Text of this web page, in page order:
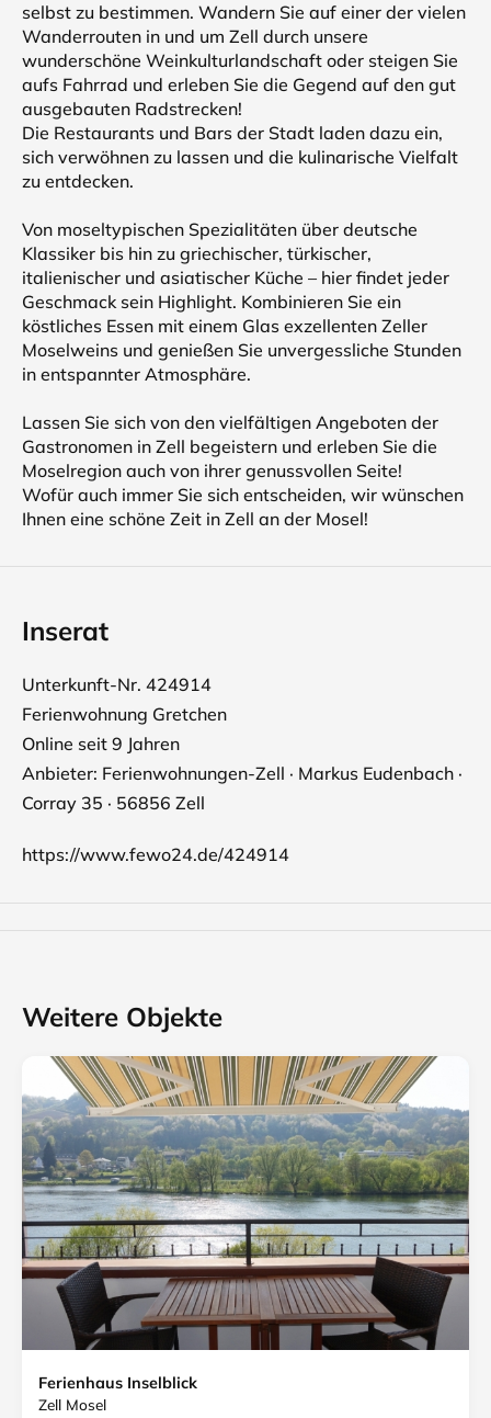
selbst zu bestimmen. Wandern Sie auf einer der vielen
Wanderrouten in und um Zell durch unsere
wunderschöne Weinkulturlandschaft oder steigen Sie
aufs Fahrrad und erleben Sie die Gegend auf den gut
ausgebauten Radstrecken!
Die Restaurants und Bars der Stadt laden dazu ein,
sich verwöhnen zu lassen und die kulinarische Vielfalt
zu entdecken.
Von moseltypischen Spezialitäten über deutsche
Klassiker bis hin zu griechischer, türkischer,
italienischer und asiatischer Küche – hier findet jeder
Geschmack sein Highlight. Kombinieren Sie ein
köstliches Essen mit einem Glas exzellenten Zeller
Moselweins und genießen Sie unvergessliche Stunden
in entspannter Atmosphäre.
Lassen Sie sich von den vielfältigen Angeboten der
Gastronomen in Zell begeistern und erleben Sie die
Moselregion auch von ihrer genussvollen Seite!
Wofür auch immer Sie sich entscheiden, wir wünschen
Ihnen eine schöne Zeit in Zell an der Mosel!
Inserat
Unterkunft-Nr. 424914
Ferienwohnung Gretchen
Online seit 9 Jahren
Anbieter: Ferienwohnungen-Zell · Markus Eudenbach ·
Corray 35 · 56856 Zell
https://www.fewo24.de/424914
Weitere Objekte
Ferienhaus Inselblick
Zell Mosel